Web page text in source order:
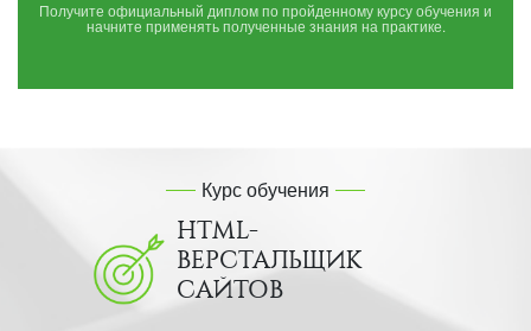
Получите официальный диплом по пройденному курсу обучения и
начните применять полученные знания на практике.
Курс обучения
HTML-
ВЕРСТАЛЬЩИК
САЙТОВ